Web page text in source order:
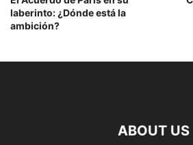
laberinto: ¿Dónde está la
ambición?
ABOUT US